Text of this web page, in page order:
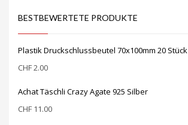
BESTBEWERTETE PRODUKTE
Plastik Druckschlussbeutel 70x100mm 20 Stück
CHF2.00
Achat Täschli Crazy Agate 925 Silber
CHF 11.00